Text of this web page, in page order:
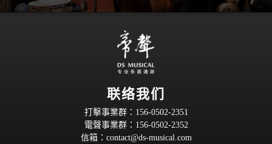
联络我们
打擊事業群：156-0502-2351
電聲事業群：156-0502-2352
信箱： contact@ds-musical.com